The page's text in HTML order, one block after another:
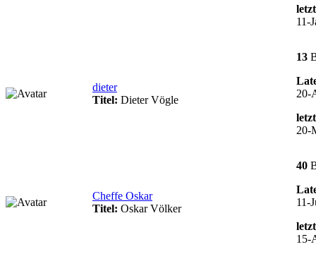
11-
dieter
Titel: Dieter Vögle
13
20-
20-
Cheffe Oskar
Titel: Oskar Völker
40
11-
15-